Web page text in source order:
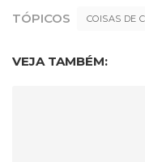
TÓPICOS COISAS DE
VEJA TAMBÉM: